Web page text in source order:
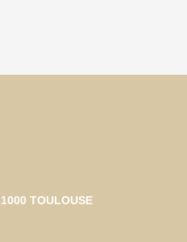
TOULOUSE